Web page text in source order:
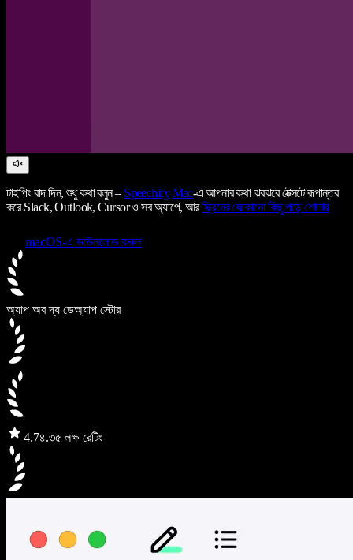
টাইপিং বাদ দিন, শুধু কথা বলুন – Speechify Mac-এ আপনার কথা ঝরঝরে টেক্সটে রূপান্তর
করে Slack, Outlook, Cursor ও সব অ্যাপে, আরস্ক্রিনের যেকোনো কিছু পড়ে শোনায়
macOS-এ ডাউনলোড করুন
অ্যাপ অব দ্য ডেঅ্যাপ স্টোর
4.7৪.৩৫ লক্ষ রেটিং